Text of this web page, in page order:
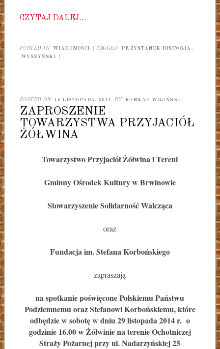
CZYTAJ DALEJ…
POSTED IN WIADOMOŚCI TAGGED PRZYSTANEK HISTORIA ,
WYSZYŃSKI
POSTED ON 19 LISTOPADA, 2014 BY KONRAD WROŃSKI
ZAPROSZENIE
TOWARZYSTWA PRZYJACIÓŁ
ŻÓŁWINA
Towarzystwo Przyjaciół Żółwina i Tereni
Gminny Ośrodek Kultury w Brwinowie
Stowarzyszenie Solidarność Walcząca
oraz
Fundacja im. Stefana Korbońskiego
zapraszają
na spotkanie poświęcone Polskiemu Państwu
Podziemnemu oraz Stefanowi Korbońskiemu, które
odbędzie w sobotę w dniu 29 listopada 2014 r. o
godzinie 16.00 w Żółwinie na terenie Ochotniczej
Straży Pożarnej przy ul. Nadarzyńskiej 25